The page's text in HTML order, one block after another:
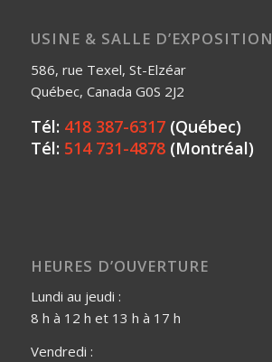
USINE & SALLE D’EXPOSITION
586, rue Texel, St-Elzéar
Québec, Canada G0S 2J2
Tél: 418 387-6317(Québec)
Tél: 514 731-4878(Montréal)
HEURES D’OUVERTURE
Lundi au jeudi :
8 h à 12 h et 13 h à 17 h
Vendredi :